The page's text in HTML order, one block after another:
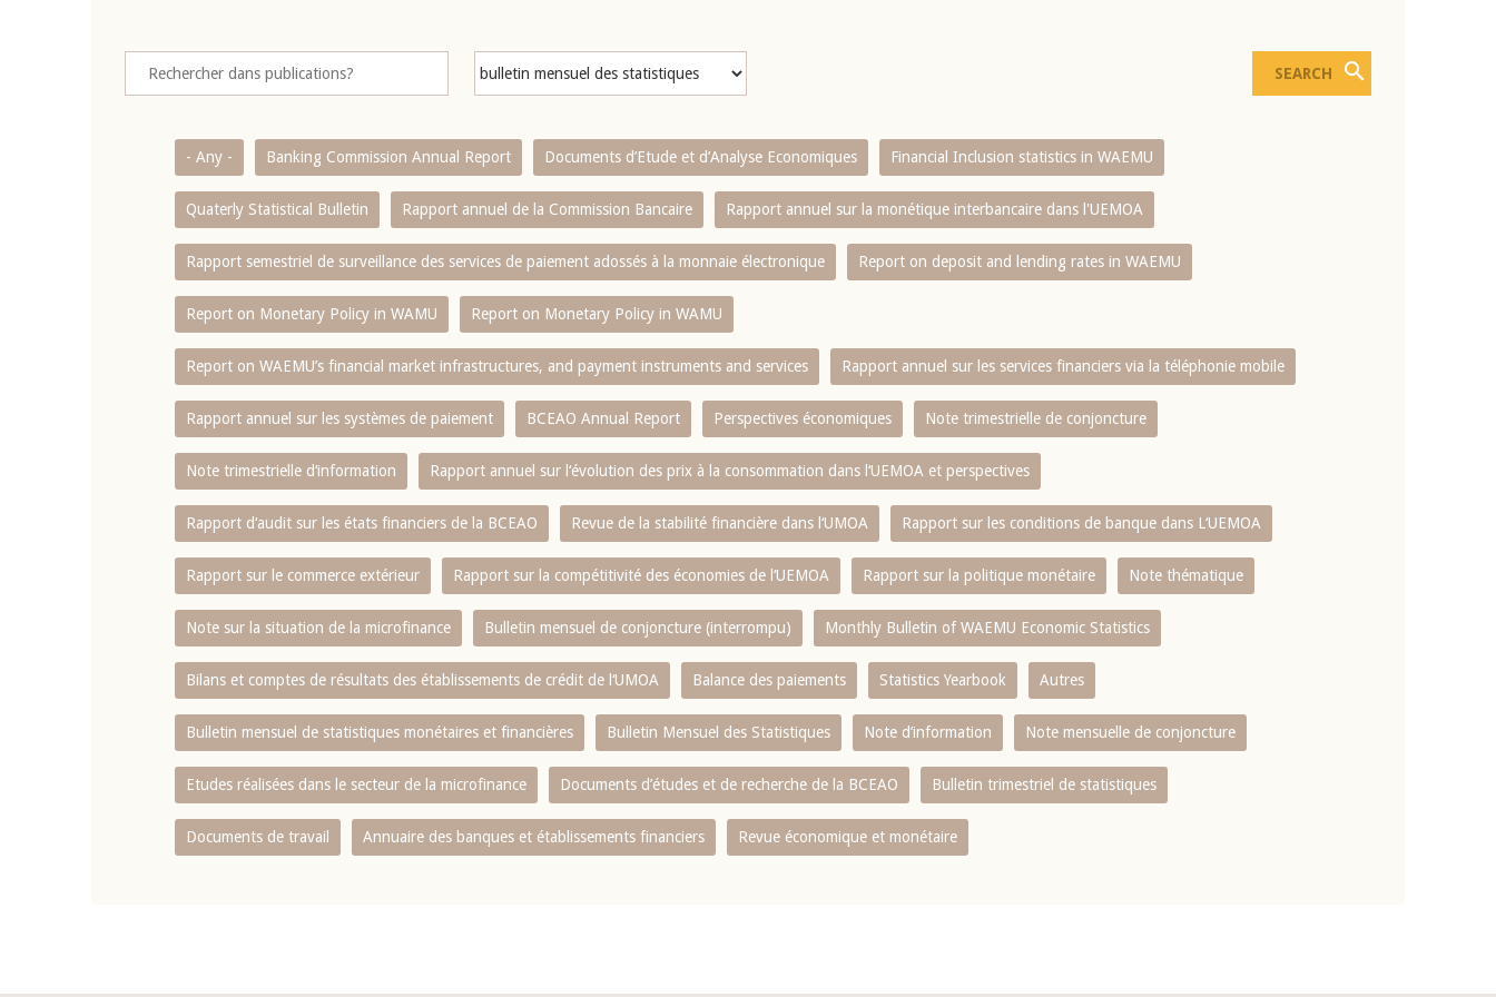
- Any - Banking Commission Annual Report Documents d’Etude et d’Analyse Economiques Financial Inclusion statistics in WAEMU
Quaterly Statistical Bulletin Rapport annuel de la Commission Bancaire Rapport annuel sur la monétique interbancaire dans l'UEMOA
Rapport semestriel de surveillance des services de paiement adossés à la monnaie électronique Report on deposit and lending rates in WAEMU
Report on Monetary Policy in WAMU Report on Monetary Policy in WAMU
Report on WAEMU’s financial market infrastructures, and payment instruments and services Rapport annuel sur les services financiers via la téléphonie mobile
Rapport annuel sur les systèmes de paiement BCEAO Annual Report Perspectives économiques Note trimestrielle de conjoncture
Note trimestrielle d‘information Rapport annuel sur l‘évolution des prix à la consommation dans l‘UEMOA et perspectives
Rapport d‘audit sur les états financiers de la BCEAO Revue de la stabilité financière dans l‘UMOA Rapport sur les conditions de banque dans L‘UEMOA
Rapport sur le commerce extérieur Rapport sur la compétitivité des économies de l‘UEMOA Rapport sur la politique monétaire Note thématique
Note sur la situation de la microfinance Bulletin mensuel de conjoncture (interrompu) Monthly Bulletin of WAEMU Economic Statistics
Bilans et comptes de résultats des établissements de crédit de l‘UMOA Balance des paiements Statistics Yearbook Autres
Bulletin mensuel de statistiques monétaires et financières Bulletin Mensuel des Statistiques Note d’information Note mensuelle de conjoncture
Etudes réalisées dans le secteur de la microfinance Documents d’études et de recherche de la BCEAO Bulletin trimestriel de statistiques
Documents de travail Annuaire des banques et établissements financiers Revue économique et monétaire